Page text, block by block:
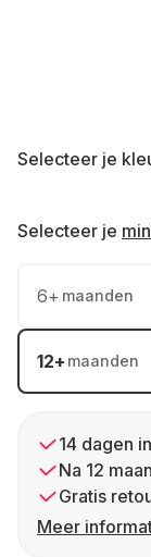
Selecteer je
Selecteer je
6+ maanden
12+ maanden
14 dagen
Na 12
Gratis
Meer